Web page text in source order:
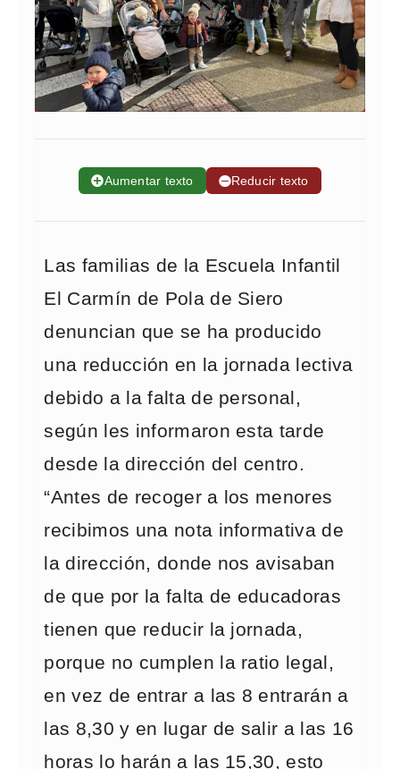
➕Aumentar texto ➖Reducir texto
Las familias de la Escuela Infantil
El Carmín de Pola de Siero
denuncian que se ha producido
una reducción en la jornada lectiva
debido a la falta de personal,
según les informaron esta tarde
desde la dirección del centro.
“Antes de recoger a los menores
recibimos una nota informativa de
la dirección, donde nos avisaban
de que por la falta de educadoras
tienen que reducir la jornada,
porque no cumplen la ratio legal,
en vez de entrar a las 8 entrarán a
las 8,30 y en lugar de salir a las 16
horas lo harán a las 15,30, esto